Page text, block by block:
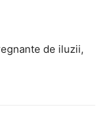
de iluzii,